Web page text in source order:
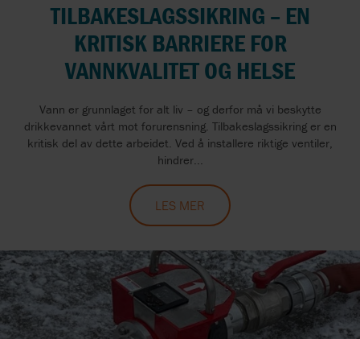
TILBAKESLAGSSIKRING – EN
KRITISK BARRIERE FOR
VANNKVALITET OG HELSE
Vann er grunnlaget for alt liv – og derfor må vi beskytte
drikkevannet vårt mot forurensning. Tilbakeslagssikring er en
kritisk del av dette arbeidet. Ved å installere riktige ventiler,
hindrer...
LES MER